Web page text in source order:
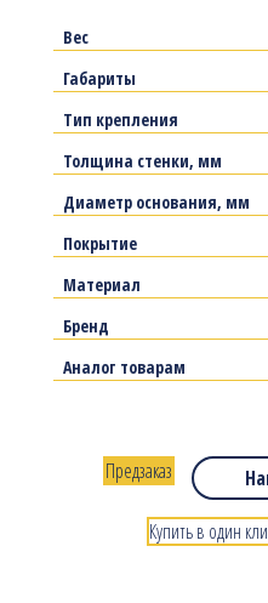
Вес
Габариты
Тип крепления
Толщина стенки, мм
Диаметр основания, мм
Покрытие
Материал
Бренд
Аналог товарам
Предзаказ
Купить в один